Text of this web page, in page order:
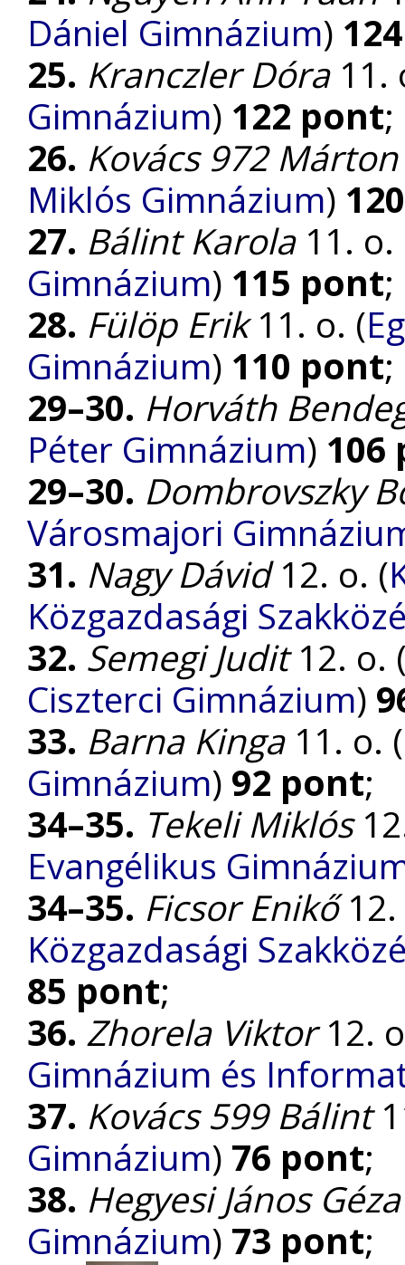
Dániel Gimnázium)
25. Kranczler Dóra11.
Gimnázium) 122 pont;
26. Kovács 972 Márton
Miklós Gimnázium)
27. Bálint Karola11. o.
Gimnázium) 115 pont;
28. Fülöp Erik11. o. (
Gimnázium) 110 pont;
29–30. Horváth
Péter Gimnázium) 106
29–30. Dombrovszky
Városmajori
31. Nagy Dávid12. o. (
Közgazdasági
32. Semegi Judit12. o.
Ciszterci Gimnázium)
33. Barna Kinga11. o. (
Gimnázium) 92 pont;
34–35. Tekeli Miklós
Evangélikus
34–35. Ficsor Enikő12.
Közgazdasági
85 pont;
36. Zhorela Viktor12.
Gimnázium és
37. Kovács 599 Bálint
Gimnázium) 76 pont;
38. Hegyesi János Géza
Gimnázium) 73 pont;